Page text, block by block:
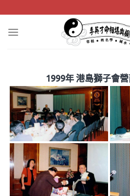
to
content
1999年 港島獅子會